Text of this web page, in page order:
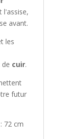
l'assise,
avant.
les
cuir.
futur
72 cm